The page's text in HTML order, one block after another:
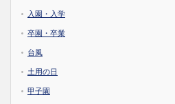
入園・入学
卒園・卒業
台風
土用の日
甲子園